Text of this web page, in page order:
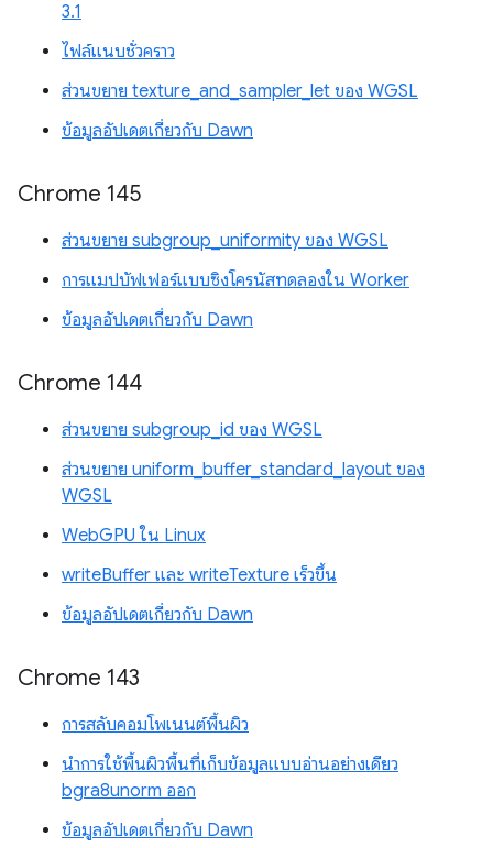
3.1
ไฟล์แนบชั่วคราว
ส่วนขยาย texture_and_sampler_let ของ WGSL
ข้อมูลอัปเดตเกี่ยวกับ Dawn
Chrome 145
ส่วนขยาย subgroup_uniformity ของ WGSL
การแมปบัฟเฟอร์แบบซิงโครนัสทดลองใน Worker
ข้อมูลอัปเดตเกี่ยวกับ Dawn
Chrome 144
ส่วนขยาย subgroup_id ของ WGSL
ส่วนขยาย uniform_buffer_standard_layout ของ
WGSL
WebGPU ใน Linux
writeBuffer และ writeTexture เร็วขึ้น
ข้อมูลอัปเดตเกี่ยวกับ Dawn
Chrome 143
การสลับคอมโพเนนต์พื้นผิว
นำการใช้พื้นผิวพื้นที่เก็บข้อมูลแบบอ่านอย่างเดียว
bgra8unorm ออก
ข้อมูลอัปเดตเกี่ยวกับ Dawn